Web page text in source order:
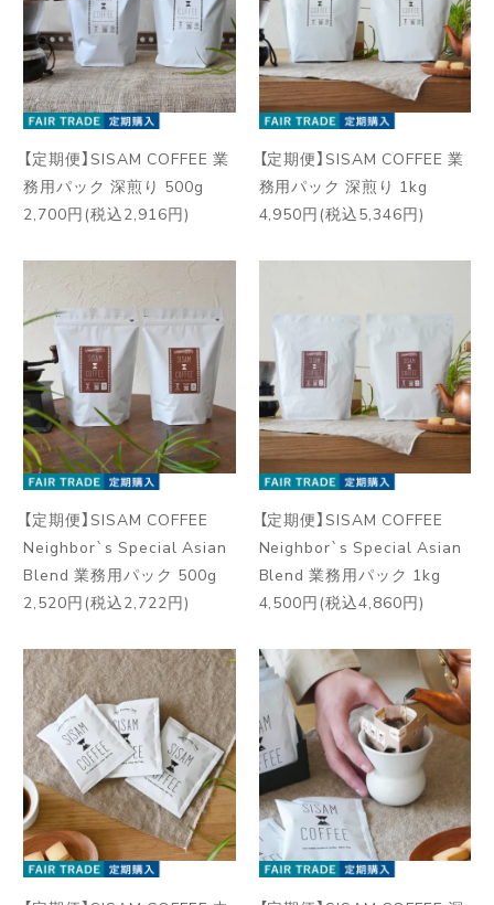
【定期便】SISAM COFFEE 業
務用パック 深煎り 500g
2,700円(税込2,916円)
【定期便】SISAM COFFEE 業
務用パック 深煎り 1kg
4,950円(税込5,346円)
【定期便】SISAM COFFEE
Neighbor`s Special Asian
Blend 業務用パック 500g
2,520円(税込2,722円)
【定期便】SISAM COFFEE
Neighbor`s Special Asian
Blend 業務用パック 1kg
4,500円(税込4,860円)